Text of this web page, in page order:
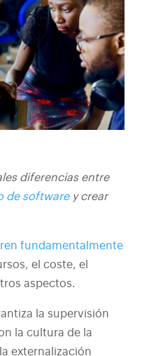
diferencias entre
de software y crear
fundamentalmente
el coste, el
aspectos.
la supervisión
la cultura de la
externalización